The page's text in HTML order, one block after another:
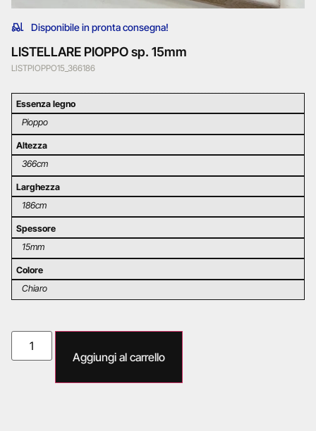
Disponibile in pronta consegna!
LISTELLARE PIOPPO sp. 15mm
LISTPIOPPO15_366186
Essenza legno
Pioppo
Altezza
366cm
Larghezza
186cm
Spessore
15mm
Colore
Chiaro
Aggiungi al carrello